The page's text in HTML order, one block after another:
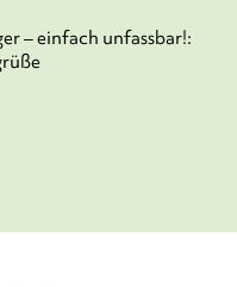
– einfach unfassbar!: